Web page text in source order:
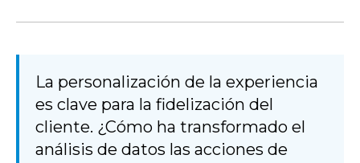
La personalización de la experiencia
es clave para la fidelización del
cliente. ¿Cómo ha transformado el
análisis de datos las acciones de